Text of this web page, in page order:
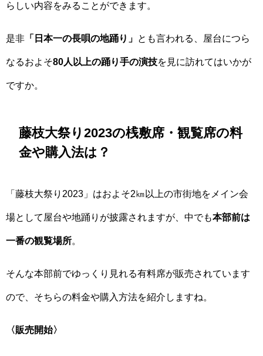
らしい内容をみることができます。
是非 「日本一の長唄の地踊り」 とも言われる、屋台につら
なるおよそ80人以上の踊り手の演技を見に訪れてはいかが
ですか。
藤枝大祭り2023の桟敷席・観覧席の料
金や購入法は？
「藤枝大祭り2023」はおよそ2㎞以上の市街地をメイン会
場として屋台や地踊りが披露されますが、中でも本部前は
一番の観覧場所
そんな本部前でゆっくり見れる有料席が販売されています
ので、そちらの料金や購入方法を紹介しますね。
〈販売開始〉